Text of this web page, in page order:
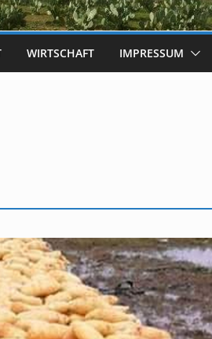
WIRTSCHAFT IMPRESSUM